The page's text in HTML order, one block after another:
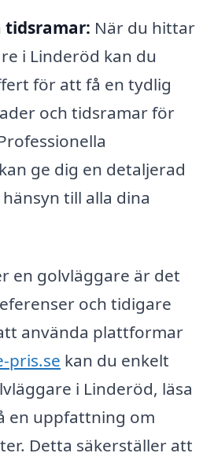
tidsramar: När du hittar
i Linderöd kan du
för att få en tydlig
och tidsramar för
ge dig en detaljerad
till alla dina
en golvläggare är det
och tidigare
använda plattformar
pris.se kan du enkelt
i Linderöd, läsa
en uppfattning om
Detta säkerställer att